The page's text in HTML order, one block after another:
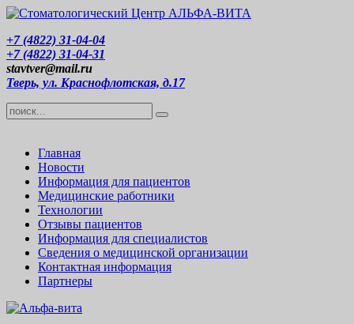
+7 (4822) 31-04-04
+7 (4822) 31-04-31
stavtver@mail.ru
Тверь, ул. Краснофлотская, д.17
Главная
Новости
Информация для пациентов
Медицинские работники
Технологии
Отзывы пациентов
Информация для специалистов
Сведения о медицинской организации
Контактная информация
Партнеры